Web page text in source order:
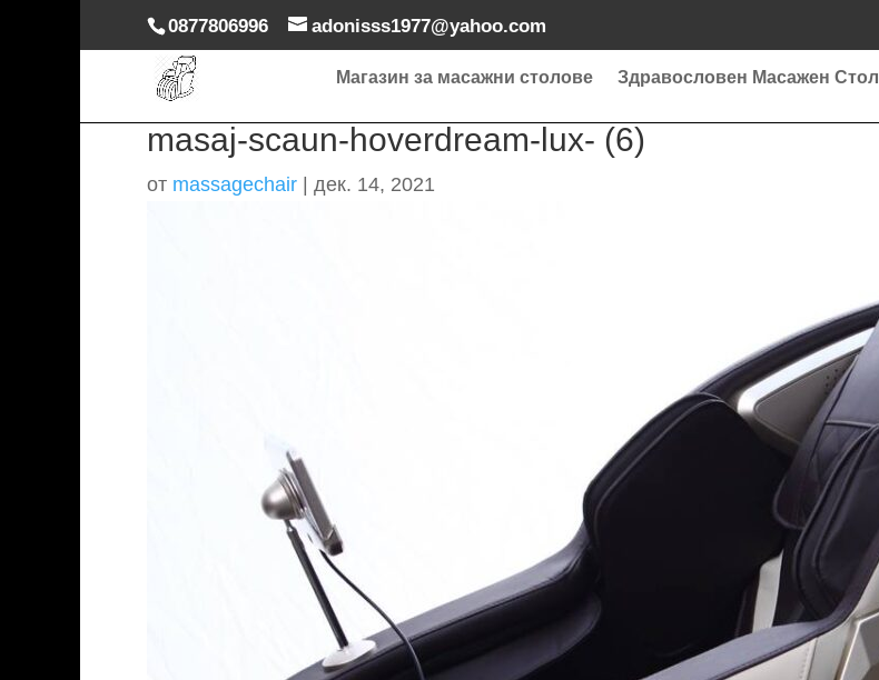
0877806996 adonisss1977@yahoo.com
Магазин за масажни столове Здравословен Масажен Стол
masaj-scaun-hoverdream-lux- (6)
от massagechair дек. 14, 2021